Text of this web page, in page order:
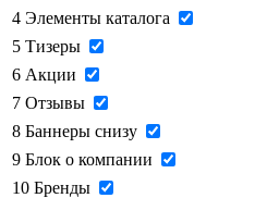
4 Элементы каталога
5 Тизеры
6 Акции
7 Отзывы
8 Баннеры снизу
9 Блок о компании
10 Бренды